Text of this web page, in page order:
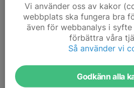
startar med den...
Läs mer
Imorgon den 25/5
17:30
24 maj, 17:29
0 kommentarer
Vi använder oss av kakor
webbplats ska fungera bra
även för webbanalys i
förbättra våra
Så använder vi
Godkänn alla